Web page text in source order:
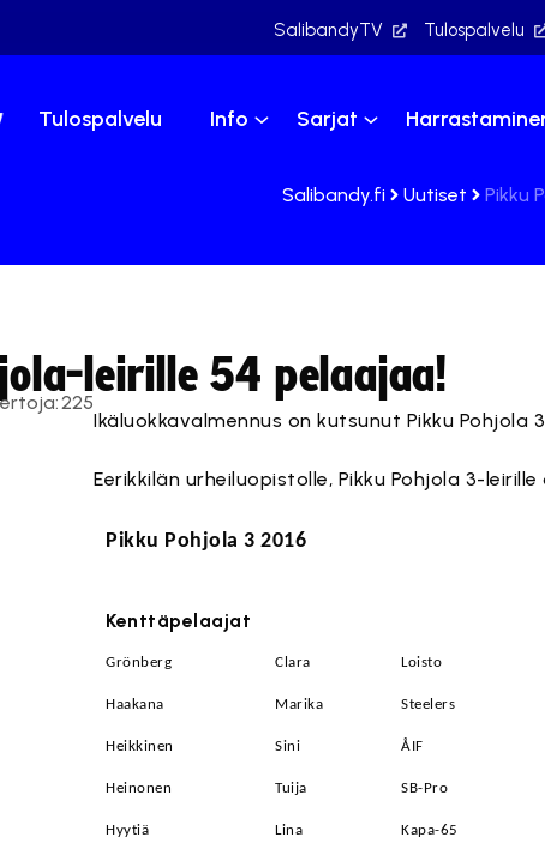
SalibandyTV Tulospalvelu
Tulospalvelu Info Sarjat
Salibandy.fi Uutiset Pikku
leirille 54 pelaajaa!
225
Ikäluokkavalmennus on kutsunut Pikku Pohjola 3
Eerikkilän urheiluopistolle, Pikku Pohjola 3-
Pikku Pohjola 3 2016
Kenttäpelaajat
Grönberg Clara Loisto
Haakana Marika Steelers
Heikkinen Sini ÅIF
Heinonen Tuija SB-Pro
Hyytiä Lina Kapa-65